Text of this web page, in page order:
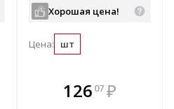
В комплекте
всегда выгоднее!
Хорошая цена!
Цена: шт
126 07 ₽